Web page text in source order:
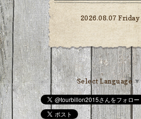
2026.08.07 Friday
Select Language ▼